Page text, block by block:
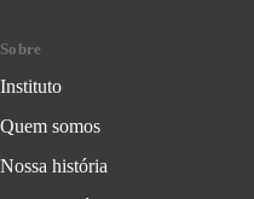
Sobre
Instituto
Quem somos
Nossa história